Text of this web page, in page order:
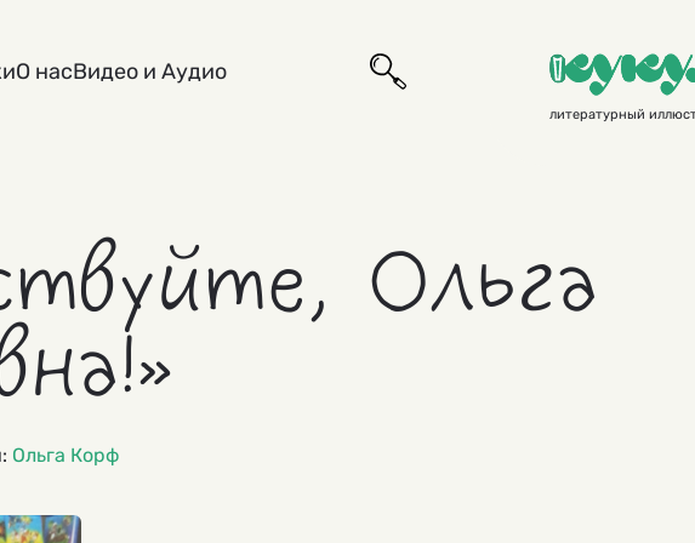
О насВидео и Аудио
литературный
Ольга
Ольга Корф